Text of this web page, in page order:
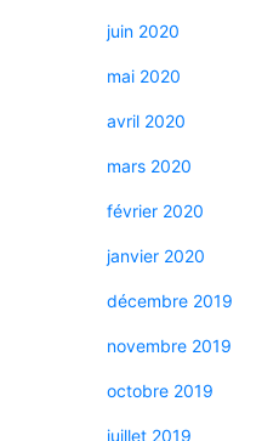
juin 2020
mai 2020
avril 2020
mars 2020
février 2020
janvier 2020
décembre 2019
novembre 2019
octobre 2019
juillet 2019